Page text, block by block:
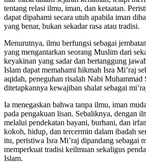
tentang relasi ilmu, iman, dan ketaatan.
dapat dipahami secara utuh apabila iman
yang benar, bukan sekadar rasa atau tradisi.
Menurutnya, ilmu berfungsi sebagai
yang mengantarkan seorang Muslim dari
keyakinan yang sadar dan bertanggung
Islam dapat memahami hikmah Isra Mi’raj
aqidah, peneguhan risalah Nabi Muhammad
ditetapkannya kewajiban shalat sebagai
Ia menegaskan bahwa tanpa ilmu, iman
pada pengakuan lisan. Sebaliknya, dengan
melalui pendekatan bayani, burhani, dan
kokoh, hidup, dan tercermin dalam ibadah
itu, peristiwa Isra Mi’raj dipandang sebagai
memperkuat tradisi keilmuan sekaligus
Islam.